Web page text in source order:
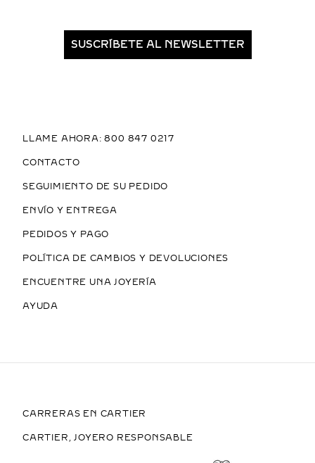
SUSCRÍBETE AL NEWSLETTER
LLAME AHORA: 800 847 0217
CONTACTO
SEGUIMIENTO DE SU PEDIDO
ENVÍO Y ENTREGA
PEDIDOS Y PAGO
POLÍTICA DE CAMBIOS Y DEVOLUCIONES
ENCUENTRE UNA JOYERÍA
AYUDA
CARRERAS EN CARTIER
CARTIER, JOYERO RESPONSABLE